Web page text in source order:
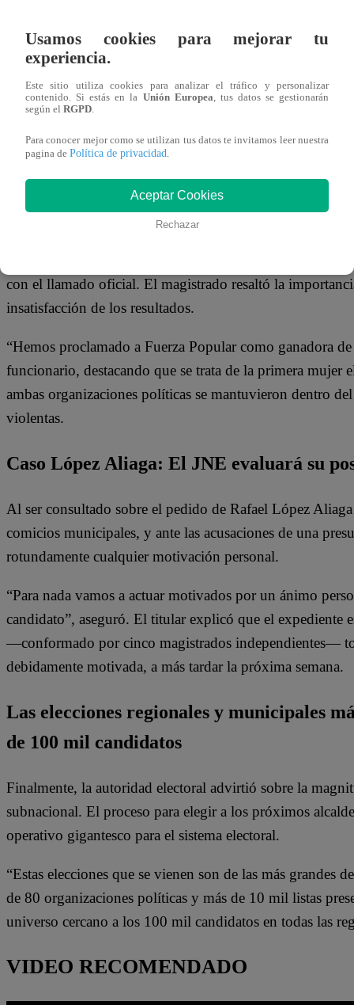
Respecto a los cuestionamientos del candidato
proclamación apresurada mientras existían apelaciones
argumentos como una falsedad y defendió la legalidad
magistrado enfatizó que el pleno resolvió la totalidad de
Fuerza Popular y el hito histórico de la
con el llamado oficial. El magistrado resaltó la
insatisfacción de los resultados.
“Hemos proclamado a Fuerza Popular como ganadora
funcionario, destacando que se trata de la primera mujer
ambas organizaciones políticas se mantuvieron dentro
violentas.
Caso López Aliaga: El JNE evaluará su
Al ser consultado sobre el pedido de Rafael López
comicios municipales, y ante las acusaciones de una
rotundamente cualquier motivación personal.
“Para nada vamos a actuar motivados por un ánimo
candidato”, aseguró. El titular explicó que el expediente
—conformado por cinco magistrados independientes—
debidamente motivada, a más tardar la próxima semana.
Las elecciones regionales y municipales
de 100 mil candidatos
Finalmente, la autoridad electoral advirtió sobre la
subnacional. El proceso para elegir a los próximos
operativo gigantesco para el sistema electoral.
“Estas elecciones que se vienen son de las más grandes
de 80 organizaciones políticas y más de 10 mil listas
universo cercano a los 100 mil candidatos en todas las
VIDEO RECOMENDADO
Usamos cookies para mejorar tu
experiencia.
Este sitio utiliza cookies para analizar el tráfico y personalizar
contenido. Si estás en la Unión Europea, tus datos se gestionarán
según el RGPD.
Para conocer mejor como se utilizan tus datos te invitamos leer nuestra
pagina de Política de privacidad.
Aceptar Cookies
Rechazar